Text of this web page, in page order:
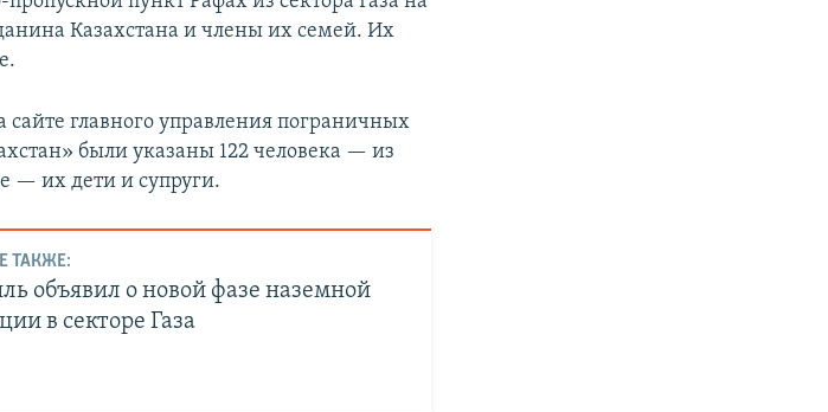
Казахстана и члены их семей. Их
сайте главного управления пограничных
были указаны 122 человека — из
— их дети и супруги.
ТАКЖЕ:
объявил о новой фазе наземной
в секторе Газа